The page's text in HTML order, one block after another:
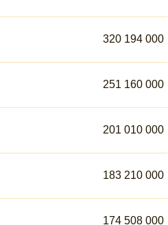
320 194 000
251 160 000
201 010 000
183 210 000
174 508 000